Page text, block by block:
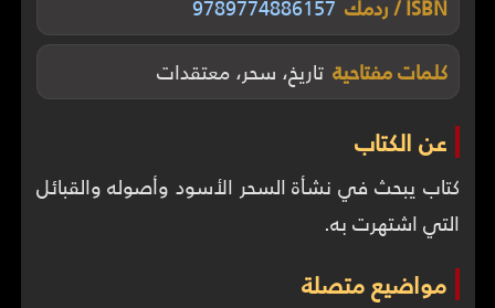
كلمات مفتاحية تاريخ، سحر، معتقدات
عن الكتاب
كتاب يبحث في نشأة السحر الأسود وأصوله والقبائل
التي اشتهرت به.
مواضيع متصلة